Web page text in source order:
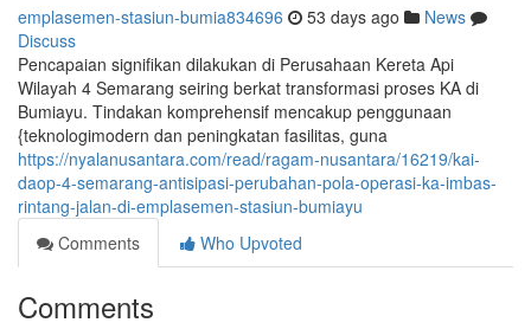
emplasemen-stasiun-bumia834696 53 days ago
News
Discuss
Pencapaian signifikan dilakukan di Perusahaan Kereta Api
Wilayah 4 Semarang seiring berkat transformasi proses KA di
Bumiayu. Tindakan komprehensif mencakup penggunaan
{teknologimodern dan peningkatan fasilitas, guna
https://nyalanusantara.com/read/ragam-nusantara/16219/kai-
daop-4-semarang-antisipasi-perubahan-pola-operasi-ka-imbas-
rintang-jalan-di-emplasemen-stasiun-bumiayu
Comments
Who Upvoted
Comments